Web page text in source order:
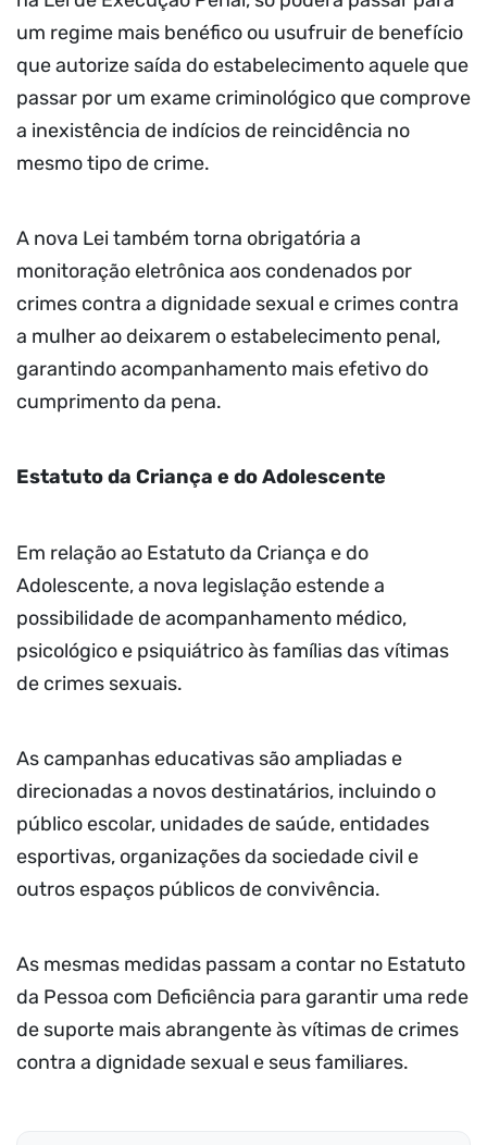
um regime mais benéfico ou usufruir de benefício
que autorize saída do estabelecimento aquele que
passar por um exame criminológico que comprove
a inexistência de indícios de reincidência no
mesmo tipo de crime.
A nova Lei também torna obrigatória a
monitoração eletrônica aos condenados por
crimes contra a dignidade sexual e crimes contra
a mulher ao deixarem o estabelecimento penal,
garantindo acompanhamento mais efetivo do
cumprimento da pena.
Estatuto da Criança e do Adolescente
Em relação ao Estatuto da Criança e do
Adolescente, a nova legislação estende a
possibilidade de acompanhamento médico,
psicológico e psiquiátrico às famílias das vítimas
de crimes sexuais.
As campanhas educativas são ampliadas e
direcionadas a novos destinatários, incluindo o
público escolar, unidades de saúde, entidades
esportivas, organizações da sociedade civil e
outros espaços públicos de convivência.
As mesmas medidas passam a contar no Estatuto
da Pessoa com Deficiência para garantir uma rede
de suporte mais abrangente às vítimas de crimes
contra a dignidade sexual e seus familiares.